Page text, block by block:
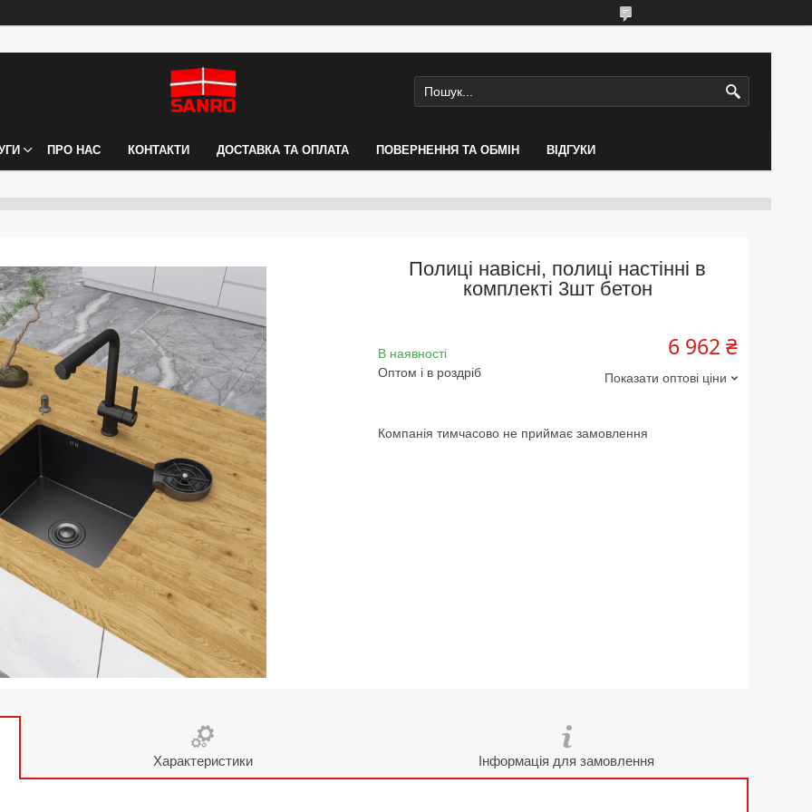
ПРО НАС КОНТАКТИ ДОСТАВКА ТА ОПЛАТА ПОВЕРНЕННЯ ТА ОБМІН ВІДГУКИ
Полиці навісні, полиці настінні в
комплекті 3шт бетон
В наявності
Оптом і в роздріб
6 962 ₴
Показати оптові ціни
Компанія тимчасово не приймає замовлення
Характеристики Інформація для замовлення